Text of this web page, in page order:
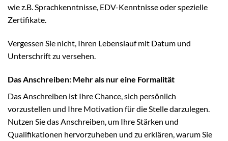
wie z.B. Sprachkenntnisse, EDV-Kenntnisse oder spezielle
Zertifikate.
Vergessen Sie nicht, Ihren Lebenslauf mit Datum und
Unterschrift zu versehen.
Das Anschreiben: Mehr als nur eine Formalität
Das Anschreiben ist Ihre Chance, sich persönlich
vorzustellen und Ihre Motivation für die Stelle darzulegen.
Nutzen Sie das Anschreiben, um Ihre Stärken und
Qualifikationen hervorzuheben und zu erklären, warum Sie